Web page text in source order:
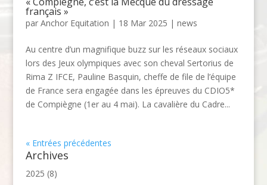
français »
par Anchor Equitation | 18 Mar 2025 | news
Au centre d’un magnifique buzz sur les réseaux sociaux
lors des Jeux olympiques avec son cheval Sertorius de
Rima Z IFCE, Pauline Basquin, cheffe de file de l’équipe
de France sera engagée dans les épreuves du CDIO5*
de Compiègne (1er au 4 mai). La cavalière du Cadre...
« Entrées précédentes
Archives
2025 (8)